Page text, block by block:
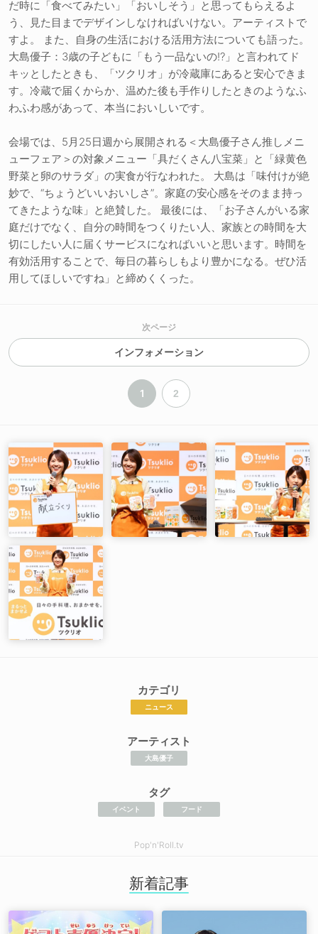
だ時に「食べてみたい」「おいしそう」と思ってもらえるよ
う、見た目までデザインしなければいけない。アーティストで
すよ。 また、自身の生活における活用方法についても語った。
大島優子：3歳の子どもに「もう一品ないの!?」と言われてド
キッとしたときも、「ツクリオ」が冷蔵庫にあると安心できま
す。冷蔵で届くからか、温めた後も手作りしたときのようなふ
わふわ感があって、本当においしいです。
会場では、5月25日週から展開される＜大島優子さん推しメニ
ューフェア＞の対象メニュー「具だくさん八宝菜」と「緑黄色
野菜と卵のサラダ」の実食が行なわれた。 大島は「味付けが絶
妙で、“ちょうどいいおいしさ”。家庭の安心感をそのまま持っ
てきたような味」と絶賛した。 最後には、「お子さんがいる家
庭だけでなく、自分の時間をつくりたい人、家族との時間を大
切にしたい人に届くサービスになればいいと思います。時間を
有効活用することで、毎日の暮らしもより豊かになる。ぜひ活
用してほしいですね」と締めくくった。
次ページ
インフォメーション
1 2
カテゴリ
ニュース
アーティスト
大島優子
タグ
イベント フード
Pop'n'Roll.tv
新着記事